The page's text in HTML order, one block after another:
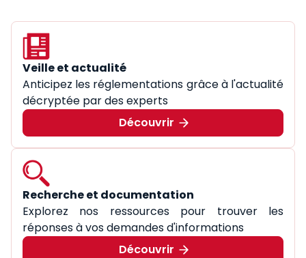
Veille et actualité
Anticipez les réglementations grâce à l'actualité
décryptée par des experts
Découvrir
Recherche et documentation
Explorez nos ressources pour trouver les
réponses à vos demandes d'informations
Découvrir